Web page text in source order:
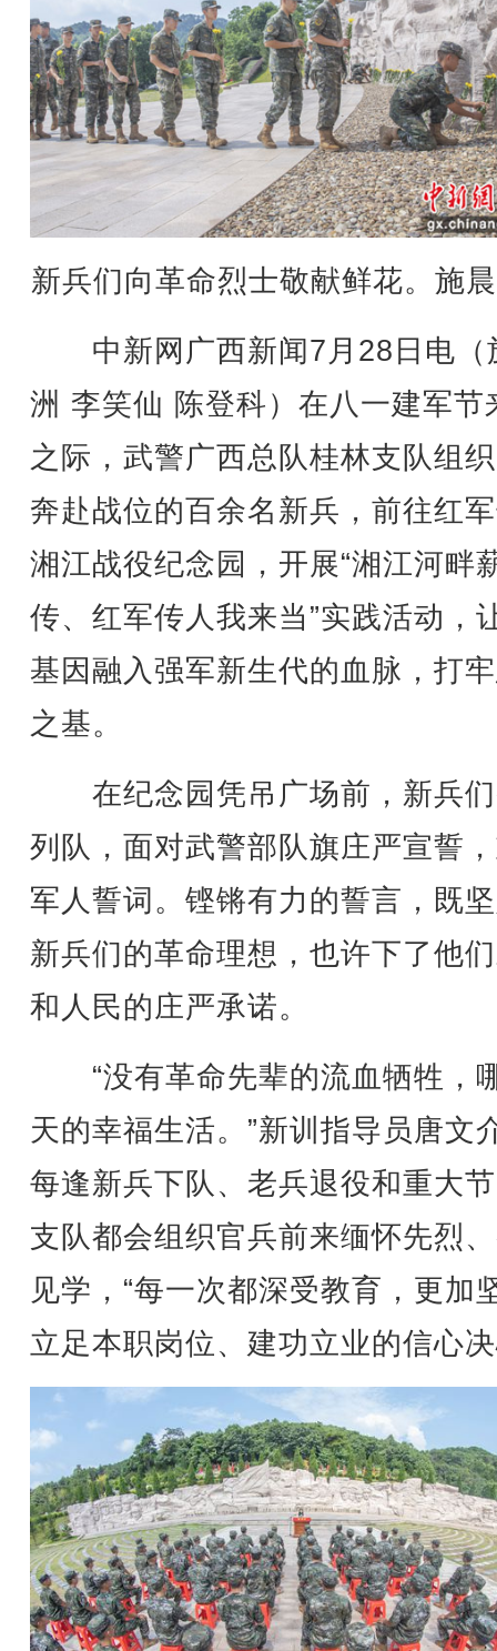
新兵们向革命烈士敬献鲜花。施
中新网广西新闻7月28日电（
洲 李笑仙 陈登科）在八一建军节
之际，武警广西总队桂林支队组
奔赴战位的百余名新兵，前往红
湘江战役纪念园，开展“湘江河畔
传、红军传人我来当”实践活动，
基因融入强军新生代的血脉，打
之基。
在纪念园凭吊广场前，新兵
列队，面对武警部队旗庄严宣誓
军人誓词。铿锵有力的誓言，既
新兵们的革命理想，也许下了他
和人民的庄严承诺。
“没有革命先辈的流血牺牲，
天的幸福生活。”新训指导员唐文
每逢新兵下队、老兵退役和重大
支队都会组织官兵前来缅怀先烈
见学，“每一次都深受教育，更加
立足本职岗位、建功立业的信心